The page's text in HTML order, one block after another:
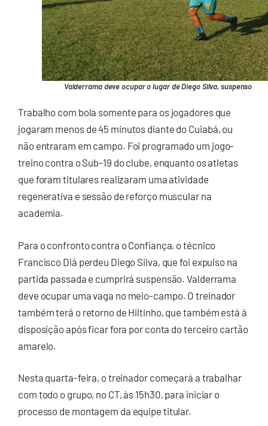
Valderrama deve ocupar o lugar de Diego Silva, suspenso
Trabalho com bola somente para os jogadores que
jogaram menos de 45 minutos diante do Cuiabá, ou
não entraram em campo. Foi programado um jogo-
treino contra o Sub-19 do clube, enquanto os atletas
que foram titulares realizaram uma atividade
regenerativa e sessão de reforço muscular na
academia.
Para o confronto contra o Confiança, o técnico
Francisco Diá perdeu Diego Silva, que foi expulso na
partida passada e cumprirá suspensão. Valderrama
deve ocupar uma vaga no meio-campo. O treinador
também terá o retorno de Hiltinho, que também está à
disposição após ficar fora por conta do terceiro cartão
amarelo.
Nesta quarta-feira, o treinador começará a trabalhar
com todo o grupo, no CT, às 15h30, para iniciar o
processo de montagem da equipe titular.